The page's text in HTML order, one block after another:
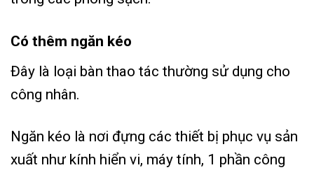
Có thêm ngăn kéo
Đây là loại bàn thao tác thường sử dụng cho
công nhân.
Ngăn kéo là nơi đựng các thiết bị phục vụ sản
xuất như kính hiển vi, máy tính, 1 phần công